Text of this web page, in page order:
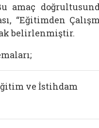
amaç
“Eğitimden
belirlenmiştir.
ve İstihdam